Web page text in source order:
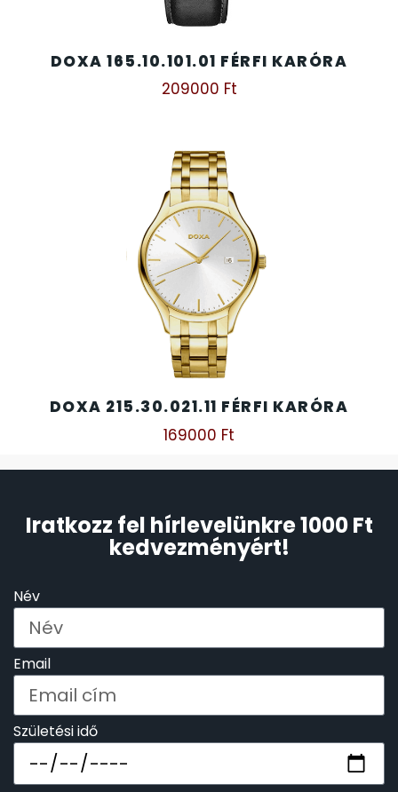
DOXA 165.10.101.01 FÉRFI KARÓRA
209000 Ft
DOXA 215.30.021.11 FÉRFI KARÓRA
169000 Ft
Iratkozz fel hírlevelünkre 1000 Ft
kedvezményért!
Név
Email
Születési idő